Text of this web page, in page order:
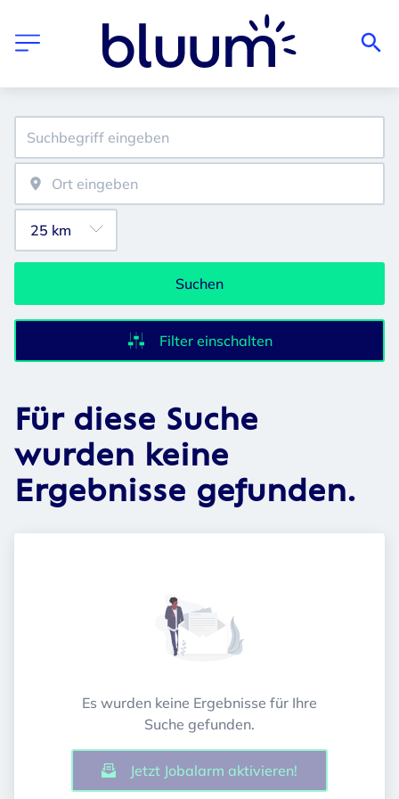
Suchen
Filter einschalten
Für diese Suche
wurden keine
Ergebnisse gefunden.
Es wurden keine Ergebnisse für Ihre
Suche gefunden.
Jetzt Jobalarm aktivieren!